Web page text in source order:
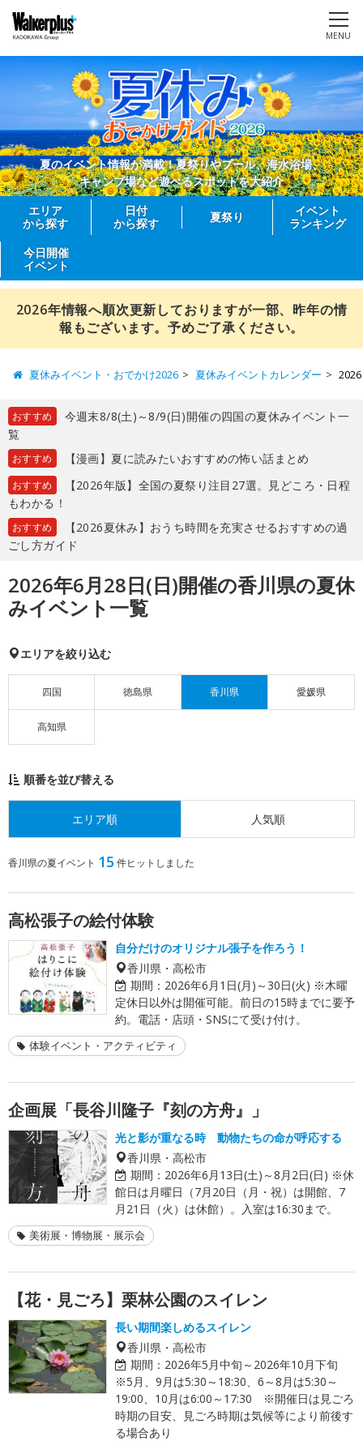
MENU
夏のイベント情報が満載！夏祭りやプール、海水浴場、
キャンプ場など遊べるスポットを大紹介
エリア
から探す
日付
から探す
夏祭り
イベント
ランキング
今日開催
イベント
2026年情報へ順次更新しておりますが一部、昨年の情
報もございます。予めご了承ください。
夏休みイベント・おでかけ2026 夏休みイベントカレンダー
おすすめ
今週末8/8(土)～8/9(日)開催の四国の夏休みイベント一
覧
おすすめ 【漫画】夏に読みたいおすすめの怖い話まとめ
おすすめ
【2026年版】全国の夏祭り注目27選。見どころ・日程
もわかる！
おすすめ
【2026夏休み】おうち時間を充実させるおすすめの過
ごし方ガイド
2026年6月28日(日)開催の香川県の夏休
みイベント一覧
エリアを絞り込む
四国 徳島県 香川県 愛媛県
高知県
順番を並び替える
エリア順 人気順
香川県の夏イベント 15 件ヒットしました
高松張子の絵付体験
自分だけのオリジナル張子を作ろう！
香川県・高松市
期間： 2026年6月1日(月)～30日(火) ※木曜
定休日以外は開催可能。前日の15時までに要予
約。電話・店頭・SNSにて受け付け。
体験イベント・アクティビティ
企画展「長谷川隆子『刻の方舟』」
光と影が重なる時 動物たちの命が呼応する
香川県・高松市
期間： 2026年6月13日(土)～8月2日(日) ※休
館日は月曜日（7月20日（月・祝）は開館、7
月21日（火）は休館）。入室は16:30まで。
美術展・博物展・展示会
【花・見ごろ】栗林公園のスイレン
長い期間楽しめるスイレン
香川県・高松市
期間： 2026年5月中旬～2026年10月下旬
※5月、9月は5:30～18:30、6～8月は5:30～
19:00、10月は6:00～17:30 ※開催日は見ごろ
時期の目安、見ごろ時期は気候等により前後す
る場合あり